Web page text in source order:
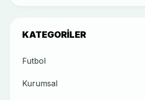
KATEGORILER
Futbol
Kurumsal